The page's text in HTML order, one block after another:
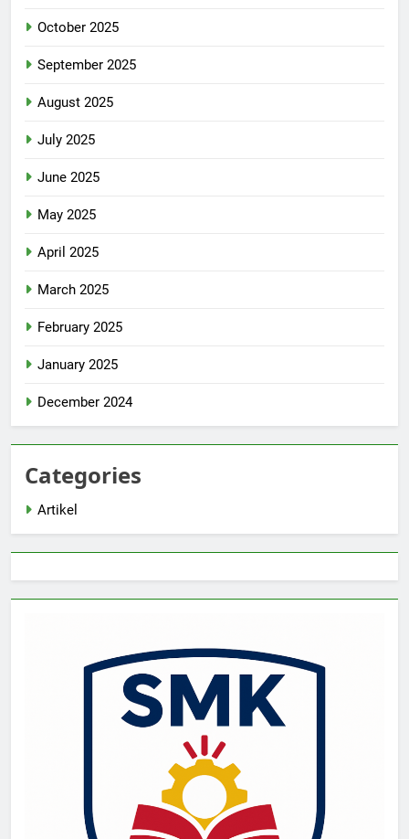
October 2025
September 2025
August 2025
July 2025
June 2025
May 2025
April 2025
March 2025
February 2025
January 2025
December 2024
Categories
Artikel